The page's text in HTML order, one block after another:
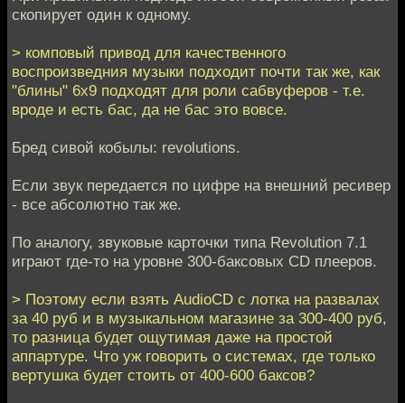
скопирует один к одному.
> комповый привод для качественного
воспроизведния музыки подходит почти так же, как
"блины" 6х9 подходят для роли сабвуферов - т.е.
вроде и есть бас, да не бас это вовсе.
Бред сивой кобылы: revolutions.
Если звук передается по цифре на внешний ресивер
- все абсолютно так же.
По аналогу, звуковые карточки типа Revolution 7.1
играют где-то на уровне 300-баксовых CD плееров.
> Поэтому если взять AudioCD с лотка на развалах
за 40 руб и в музыкальном магазине за 300-400 руб,
то разница будет ощутимая даже на простой
аппартуре. Что уж говорить о системах, где только
вертушка будет стоить от 400-600 баксов?